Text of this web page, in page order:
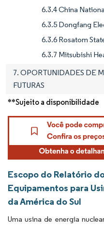
6.3.4 China
6.3.5 Dongfang
6.3.6 Rosatom
6.3.7 Mitsubishi
7. OPORTUNIDADES DE
FUTURAS
**Sujeito a disponibilidade
Escopo do Relatório
Equipamentos para
da América do Sul
Uma usina de energia